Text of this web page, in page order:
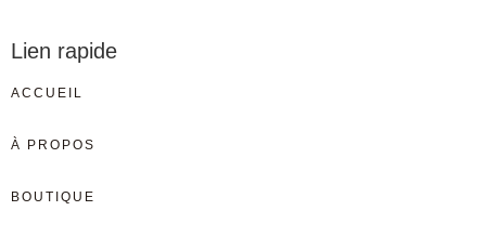
Lien rapide
ACCUEIL
À PROPOS
BOUTIQUE